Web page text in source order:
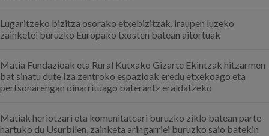
Lugaritzeko bizitza osorako etxebizitzak, iraupen luzeko
zainketei buruzko Europako txosten batean aitortuak
Matia Fundazioak eta Rural Kutxako Gizarte Ekintzak hitzarmen
bat sinatu dute Iza zentroko espazioak eredu etxekoago eta
pertsonarengan oinarrituago baterantz eraldatzeko
Matiak heriotzari eta komunitateari buruzko ziklo batean parte
hartuko du Usurbilen, zainketa aringarriei buruzko saio batekin